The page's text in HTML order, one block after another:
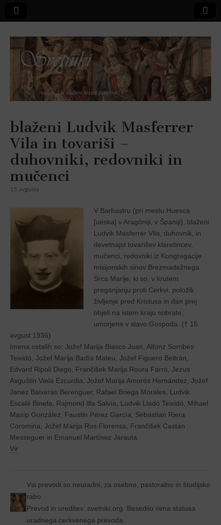
Svetniki,
mučenci in
blaženi
blaženi Ludvik Masferrer
Vila in tovariši –
duhovniki, redovniki in
mučenci
15. avgusta
V Barbastru (pri mestu Huesca
[uéska] v Aragóniji, v Španiji), blaženi
Ludvik Masferrer Vila, duhovnik, in
devetnajst tovarišev klaretincev,
mučenci, redovniki iz Kongregacije
misijonskih sinov Brezmadežnega
Srca Marije, ki so, v krutem
preganjanju proti Cerkvi, položili
življenje pred Kristusa in dan prej
objeli na istem kraju sobrate,
umorjene v slavo Gospoda. († 15.
avgust 1936)
Imena ostalih so: Jožef Marija Blasco Juan, Alfonz Sorribes
Teixidó, Jožef Marija Badía Mateu, Jožef Figuero Beitrán,
Edvard Ripoli Diego, Frančišek Marija Roura Farró, Jezus
Avguštin Viela Ezcurdia, Jožef Marija Amorós Hernández, Jožef
Janez Baixeras Berenguer, Rafael Briega Morales, Ludvik
Escalé Binefa, Rajmond Illa Salvía, Ludvik Lladó Teixidó, Mihael
Masíp González, Faustin Pérez García, Sebastian Riera
Coromina, Jožef Marija Ros Florensa, Frančišek Castán
Messeguer in Emanuel Martínez Jarauta.
Vir
Vsi prevodi so neuradni, za osebno, pastoralno in študijsko
rabo.
Prevod in ureditev: svetniki.org. Besedilo nima statusa
uradnega cerkvenega prevoda.